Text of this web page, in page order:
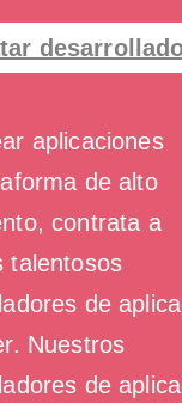
aplicaciones
de alto
contrata a
talentosos
de
Nuestros
de